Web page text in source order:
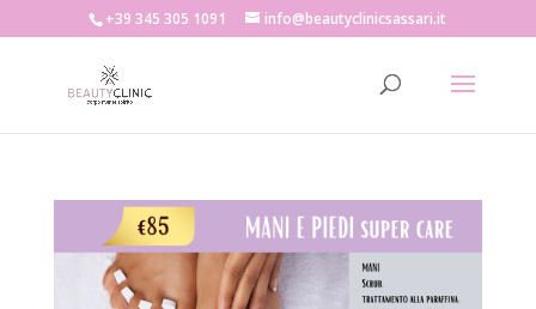
+39 345 305 1091 info@beautyclinicsassari.it